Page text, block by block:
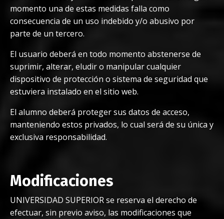
momento una de estas medidas falla como
consecuencia de un uso indebido y/o abusivo por
parte de un tercero.
El usuario deberá en todo momento abstenerse de
suprimir, alterar, eludir o manipular cualquier
dispositivo de protección o sistema de seguridad que
estuviera instalado en el sitio web.
El alumno deberá proteger sus datos de acceso,
manteniendo estos privados, lo cual será de su única y
exclusiva responsabilidad.
Modificaciones
UNIVERSIDAD SUPERIOR se reserva el derecho de
efectuar, sin previo aviso, las modificaciones que